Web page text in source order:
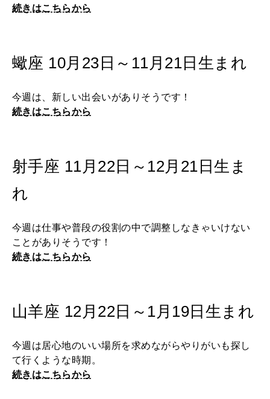
続きはこちらから
蠍座 10月23日～11月21日生まれ
今週は、新しい出会いがありそうです！
続きはこちらから
射手座 11月22日～12月21日生ま
れ
今週は仕事や普段の役割の中で調整しなきゃいけない
ことがありそうです！
続きはこちらから
山羊座 12月22日～1月19日生まれ
今週は居心地のいい場所を求めながらやりがいも探し
て行くような時期。
続きはこちらから